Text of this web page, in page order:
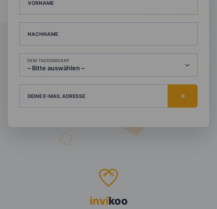
VORNAME
NACHNAME
DEIN TAGESBEDARF
DEINE E-MAIL ADRESSE
invikoo